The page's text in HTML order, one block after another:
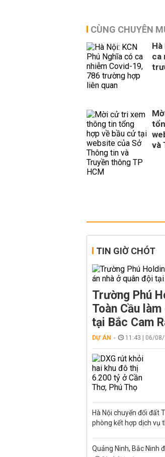
CÙNG CHUYÊN
ca
và
TIN GIỜ CHÓT
Trường Phú
Toàn Cầu
tại Bắc Cam
DỰ ÁN 11:43 | 06/
Hà Nội chuyển đổi đất
phòng kết hợp dịch vụ
Quảng Ninh, Bắc Ninh